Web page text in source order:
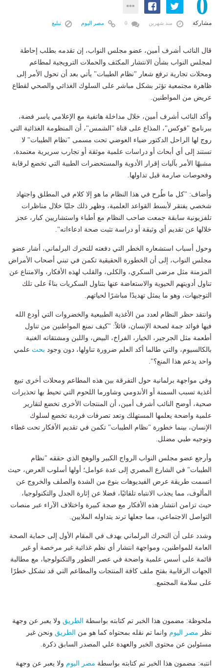
0
مشاركة منذ شهرين مصر اليوم تبليغ
قال النائب أشرف أمين، عضو مجلس النواب، إن تقدمه بطلب إحاطة
لمجلس النواب بشأن الانتشار المكثف والحملات الترويجية لمطاعم
ومحلات تجارية ترفع شعار "نظام الطيبات" يأتي بعد أن تحول الأمر إلى
ظاهرة مجتمعية تؤثر بشكل مباشر على السلوك الغذائي والصحي لقطاع
عريض من المواطنين.
وأكد النائب أشرف أمين، خلال مداخلة هاتفية مع الإعلامي ياسر فضة،
ببرنامج "فوكس"، المذاع على قناة "الشمس"، أن المنظومة الغذائية التي
روج لها الراحل الدكتور ضياء العوضي تحت مسمى "نظام الطيبات" لا
تستند إلى أي أبحاث أو دراسات علمية موثقة أو تجارب سريرية معتمدة،
مشبهًا الأمر بآليات إقرار الأدوية والمستحضرات الطبية التي تخضع لرقابة
وفحوصات صارمة قبل تداولها.
وأضاف: "كل ما طُرح في هذا النظام ما هو إلا كلام في المطلق واجتهاد
شخصي يفتقر لأبسط القواعد العلمية، وظهر ذلك جليًا خلال مناظرات
تلفزيونية سابقة جمعت صاحب النظام مع أطباء واستشاريين كبار، عجز
خلالها عن تقديم أي وثيقة أو دراسة تثبت صحة ادعاءاته".
وحول أسباب استشعاره الخطر التي دفعته للتحرك البرلماني، أشار عضو
مجلس النواب، إلى أن الخطورة الحقيقية تكمن في تبني أصحاب الأمراض
المزمنة مثل مرضى السكري، والكلى، والقلب لهذه الأفكار، والامتناع عن
تناول أدويتهم الحيوية والاستعاضة عنها بتناول السكريات بناءً على تلك
التوجيهات، وهو ما يمثل تهديدًا مباشرًا لحياتهم.
وانتقد حظر النظام لعدد من الأغذية الطبيعية والخضروات التي أودع الله
فيها فوائد جمة لصحة الإنسان، قائلاً: "كيف نمنع المواطنين من تناول
أطعمة مثل الجرجير، الخيار، الفراخ، البيض، واللبن ومشتقاته الغنية
بالكالسيوم، والتي طالما أكد العلم ضرورة تناولها، دون وجود بحث علمي
واحد يدعم هذا المنع؟".
وفي مواجهة برلمانية حول التفرقة بين هذه المطاعم ومحلات أخرى تبيع
أغذية تسبب السمنة أو الأندومي وشاورما اللحوم التي تحيط بها تحذيرات
صحية، أوضح النائب أشرف أمين، أن المنتجات الأخرى تخضع لتقارير
علمية واضحة يعلمها المستهلك وتعد تصرفات فردية تخضع لسلوك
الإنسان، بينما خطورة "نظام الطيبات" تكمن في تقديم الأفكار تحت غطاء
وتوجيه طبي مضلل.
وأرجع عضو مجلس النواب الرواج الكبير والوهج الذي حققه "نظام
الطيبات" في الشارع المصري إلى عدة عوامل؛ أولها أسلوب العرض، حيث
اتسمت طريقة عرض الفيديوهات بنوع من الشدة والصلف والخروج عن
المألوف، مما يجذب الانتباه تلقائيًا، فضلا عن إثارة الجدل والتكنولوجيا،
حيث تزامن انتشار هذه الأفكار مع ضجة كبيرة واختلاف الآراء عبر منصات
التواصل الاجتماعي، مما جعلها ترند يتداوله الملايين.
وشدد على أن التحرك البرلماني يهدف في المقام الأول إلى حماية الصحة
العامة للمواطنين، ومواجهة انتشار أي نظم غذائية غير مرخصة أو غير
قائمة على أسس علمية واضحة في عصر التطور والتكنولوجيا، مع مطالبة
الجهات الرقابية بفتح ملف كافة المنتجات والمطاعم التي قد تشكل خطرًا
على سلامة المجتمع.
ملحوظة: مضمون هذا الخبر تم كتابته بواسطة الطريق ولا يعبر عن وجهة
نظر مصر اليوم وانما تم نقله بمحتواه كما هو من الطريق ونحن غير
مسئولين عن محتوى الخبر والعهدة علي المصدر السابق ذكرة.
انتبه: مضمون هذا الخبر تم كتابته بواسطة مصر اليوم ولا يعبر عن وجهة